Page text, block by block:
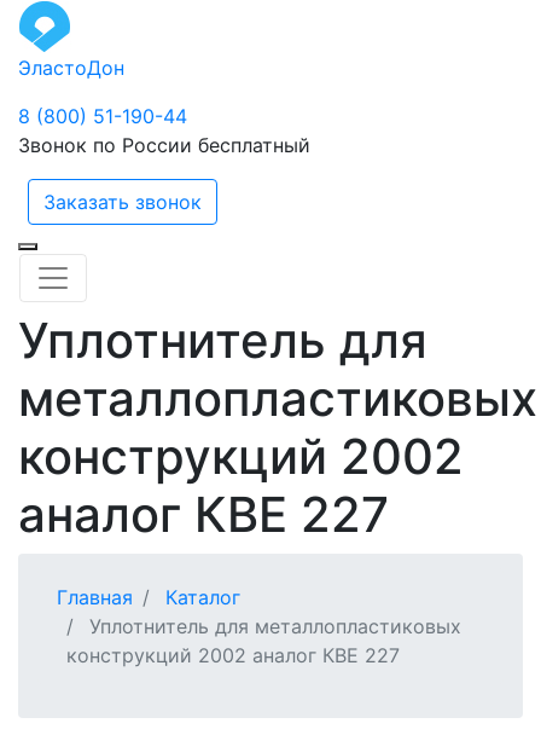
ЭластоДон
8 (800) 51-190-44
Звонок по России бесплатный
Заказать звонок
Уплотнитель для
металлопластиковых
конструкций 2002
аналог КВЕ 227
Главная
Каталог
Уплотнитель для металлопластиковых
конструкций 2002 аналог КВЕ 227